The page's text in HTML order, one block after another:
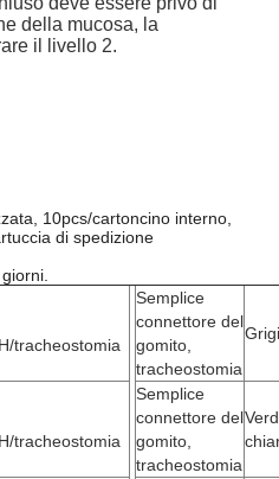
della mucosa, la
il livello 2.
10pcs/cartoncino interno,
di spedizione
tracheostomia
Semplice
connettore del
gomito,
tracheostomia
tracheostomia
Semplice
connettore del
gomito,
tracheostomia